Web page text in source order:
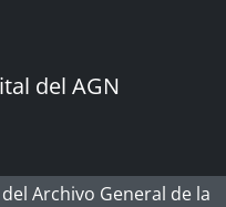
del AGN
Archivo General de la